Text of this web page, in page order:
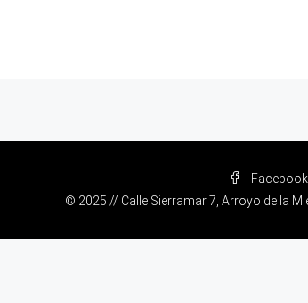
Facebook
© 2025 // Calle Sierramar 7, Arroyo de la